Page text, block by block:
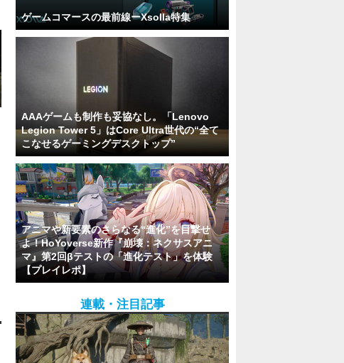
ゲームコマースの最前線ーXsolla特集
AAAゲームも制作も妥協なし。「Lenovo
Legion Tower 5」はCore Ultra世代の“全て
こなせるゲーミングデスクトップ”
アニマや新要素のさらなる“進化”を目撃せ
よ！HoYoverse新作『崩壊：ネクサスアニ
マ』第2回βテストの「進化テスト」を体験
【プレイレポ】
連載・注目記事